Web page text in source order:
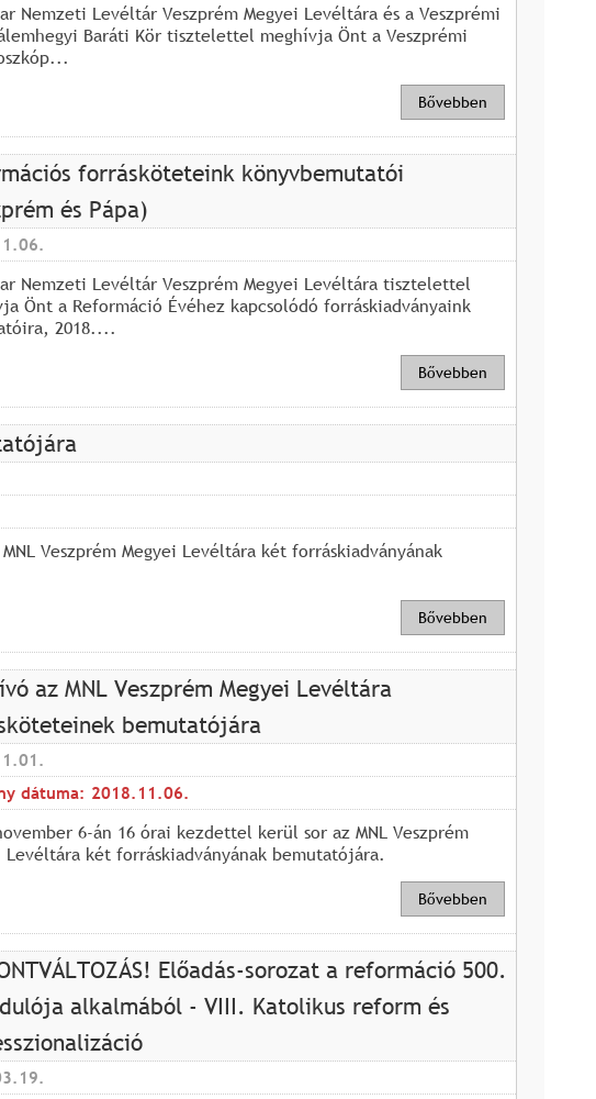
Nemzeti Levéltár Veszprém Megyei Levéltára és a Veszprémi
Baráti Kör tisztelettel meghívja Önt a Veszprémi
Bővebben
forrásköteteink könyvbemutatói
és Pápa)
Nemzeti Levéltár Veszprém Megyei Levéltára tisztelettel
Önt a Reformáció Évéhez kapcsolódó forráskiadványaink
2018....
Bővebben
Veszprém Megyei Levéltára két forráskiadványának
Bővebben
az MNL Veszprém Megyei Levéltára
bemutatójára
dátuma: 2018.11.06.
6-án 16 órai kezdettel kerül sor az MNL Veszprém
Levéltára két forráskiadványának bemutatójára.
Bővebben
Előadás-sorozat a reformáció 500.
alkalmából - VIII. Katolikus reform és